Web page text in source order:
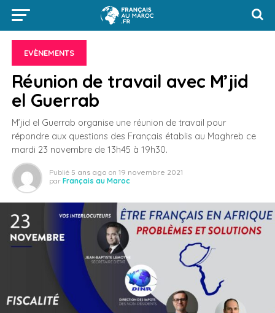
EVÈNEMENTS
Réunion de travail avec M’jid
el Guerrab
M’jid el Guerrab organise une réunion de travail pour
répondre aux questions des Français établis au Maghreb ce
mardi 23 novembre de 13h45 à 19h30.
Publié 5 ans ago on 19 novembre 2021
par Français au Maroc